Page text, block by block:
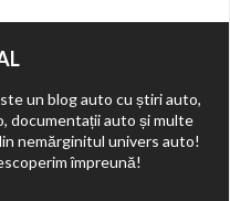
un blog auto cu știri auto,
documentații auto și multe
nemărginitul univers auto!
împreună!